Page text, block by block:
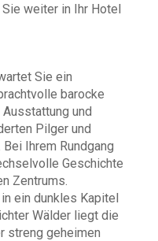
weiter in Ihr Hotel
Sie ein
barocke
und
Pilger und
Ihrem Rundgang
Geschichte
Zentrums.
ein dunkles Kapitel
Wälder liegt die
streng geheimen